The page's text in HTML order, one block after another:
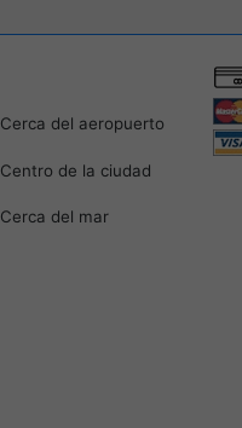
Cerca del aeropuerto
Centro de la ciudad
Cerca del mar